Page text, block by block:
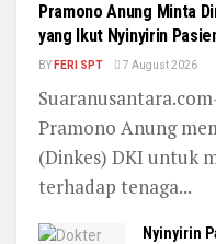
Pramono Anung Minta
yang Ikut Nyinyirin
BY FERI SPT 7 August 2026
Pramono Anung
(Dinkes) DKI untuk
terhadap tenaga...
Nyinyirin